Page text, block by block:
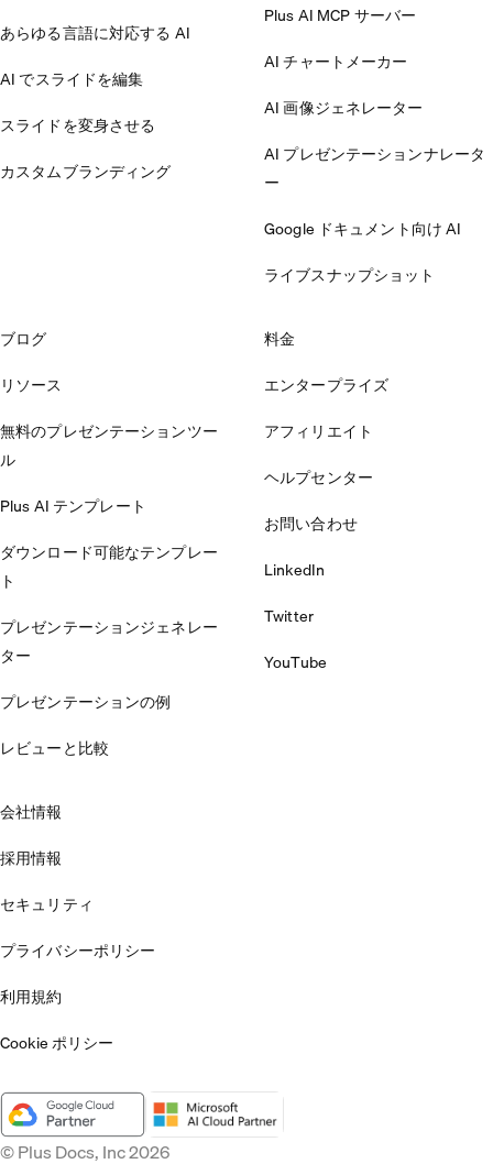
あらゆる言語に対応する AI
AI でスライドを編集
スライドを変身させる
カスタムブランディング
Plus AI MCP サーバー
AI チャートメーカー
AI 画像ジェネレーター
AI プレゼンテーションナレータ
ー
Google ドキュメント向け AI
ライブスナップショット
ブログ
リソース
無料のプレゼンテーションツー
ル
Plus AI テンプレート
ダウンロード可能なテンプレー
ト
プレゼンテーションジェネレー
ター
プレゼンテーションの例
レビューと比較
料金
エンタープライズ
アフィリエイト
ヘルプセンター
お問い合わせ
LinkedIn
Twitter
YouTube
会社情報
採用情報
セキュリティ
プライバシーポリシー
利用規約
Cookie ポリシー
© Plus Docs, Inc 2026